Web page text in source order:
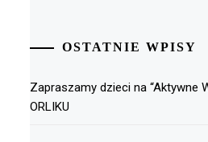
OSTATNIE WPISY
Zapraszamy dzieci na “Aktywne
ORLIKU